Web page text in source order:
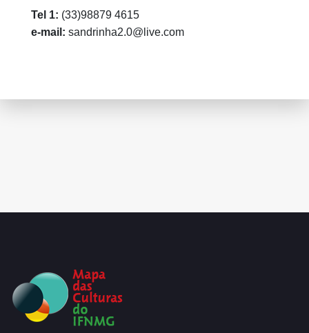
Tel 1: (33)98879 4615
e-mail: sandrinha2.0@live.com